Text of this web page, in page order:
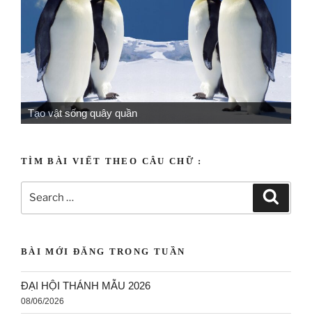
Tạo vật sống quây quần
TÌM BÀI VIẾT THEO CÂU CHỮ :
BÀI MỚI ĐĂNG TRONG TUẦN
ĐẠI HỘI THÁNH MẪU 2026
08/06/2026